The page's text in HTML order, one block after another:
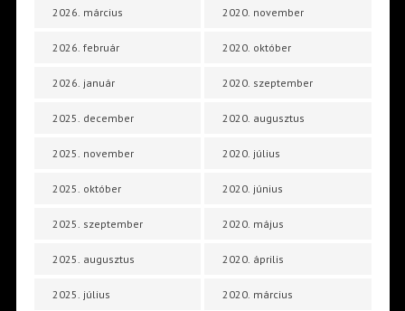
2026. március
2026. február
2026. január
2025. december
2025. november
2025. október
2025. szeptember
2025. augusztus
2025. július
2020. november
2020. október
2020. szeptember
2020. augusztus
2020. július
2020. június
2020. május
2020. április
2020. március